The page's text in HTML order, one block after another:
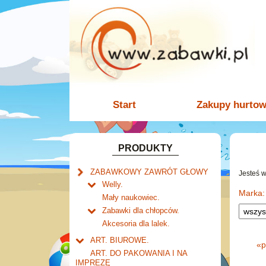
Start Zakupy
PRODUKTY
ZABAWKOWY ZAWRÓT GŁOWY
Welly.
motory.
samochody.
Mały naukowiec.
Zabawki dla chłopców.
cybertransformacja
Akcesoria dla lalek.
ART. BIUROWE.
Kalendarze.
Dziurkacze i zszywacze.
ART. DO PAKOWANIA I NA
IMPREZĘ
Jesteś
Marka:
«